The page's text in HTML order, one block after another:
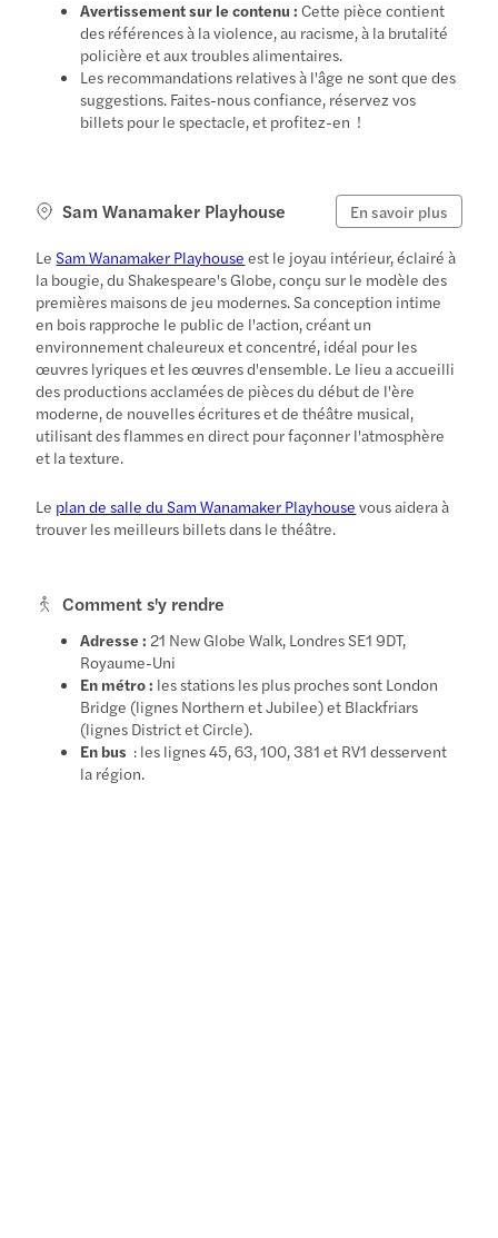
Avertissement sur le contenu : Cette pièce contient
des références à la violence, au racisme, à la brutalité
policière et aux troubles alimentaires.
Les recommandations relatives à l'âge ne sont que des
suggestions. Faites-nous confiance, réservez vos
billets pour le spectacle, et profitez-en !
Sam Wanamaker Playhouse En savoir plus
LeSam Wanamaker Playhouse est le joyau intérieur, éclairé à
la bougie, du Shakespeare's Globe, conçu sur le modèle des
premières maisons de jeu modernes. Sa conception intime
en bois rapproche le public de l'action, créant un
environnement chaleureux et concentré, idéal pour les
œuvres lyriques et les œuvres d'ensemble. Le lieu a accueilli
des productions acclamées de pièces du début de l'ère
moderne, de nouvelles écritures et de théâtre musical,
utilisant des flammes en direct pour façonner l'atmosphère
et la texture.
Le plan de salle du Sam Wanamaker Playhouse vous aidera à
trouver les meilleurs billets dans le théâtre.
Comment s'y rendre
Adresse : 21 New Globe Walk, Londres SE1 9DT,
Royaume-Uni
En métro : les stations les plus proches sont London
Bridge (lignes Northern et Jubilee) et Blackfriars
(lignes District et Circle).
En bus : les lignes 45, 63, 100, 381 et RV1 desservent
la région.